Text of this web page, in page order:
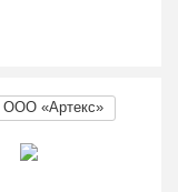
ООО «Артекс»